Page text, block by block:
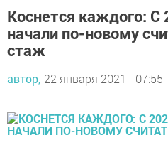
Коснется каждого: С
начали по-новому
стаж
автор, 22 января 2021 - 07:55